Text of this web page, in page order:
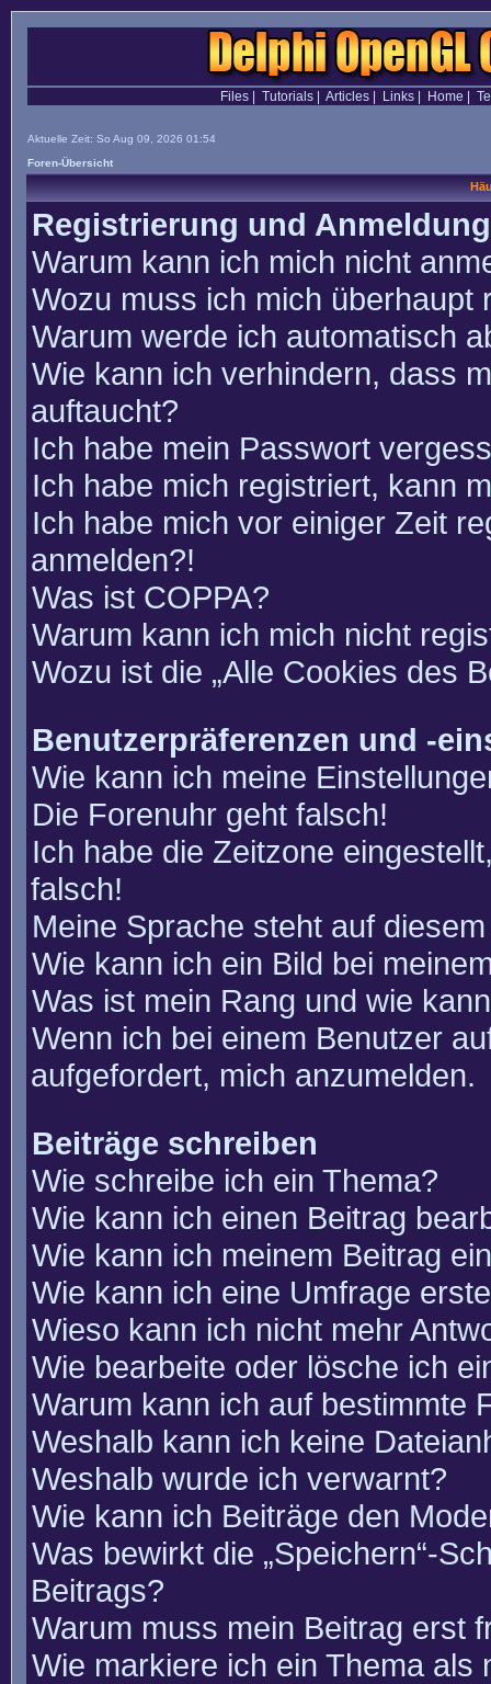
Files| Tutorials| Articles| Links| Home
Aktuelle Zeit: So Aug 09, 2026 01:54
Foren-Übersicht
Registrierung und Anmeldung
Warum kann ich mich nicht
Wozu muss ich mich überhaupt
Warum werde ich automatisch
Wie kann ich verhindern, dass
auftaucht?
Ich habe mein Passwort
Ich habe mich registriert, kann
Ich habe mich vor einiger Zeit
anmelden?!
Was ist COPPA?
Warum kann ich mich nicht
Wozu ist die „Alle Cookies des
Benutzerpräferenzen und -
Wie kann ich meine
Die Forenuhr geht falsch!
Ich habe die Zeitzone
falsch!
Meine Sprache steht auf
Wie kann ich ein Bild bei
Was ist mein Rang und wie
Wenn ich bei einem Benutzer
aufgefordert, mich anzumelden.
Beiträge schreiben
Wie schreibe ich ein Thema?
Wie kann ich einen Beitrag
Wie kann ich meinem Beitrag
Wie kann ich eine Umfrage
Wieso kann ich nicht mehr
Wie bearbeite oder lösche ich
Warum kann ich auf bestimmte
Weshalb kann ich keine
Weshalb wurde ich verwarnt?
Wie kann ich Beiträge den
Was bewirkt die „Speichern“-
Beitrags?
Warum muss mein Beitrag erst
Wie markiere ich ein Thema als